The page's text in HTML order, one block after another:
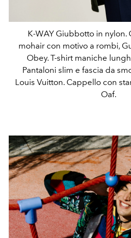
K-WAY Giubbotto in nylon.
mohair con motivo a rombi,
Obey. T-shirt maniche
Pantaloni slim e fascia da
Louis Vuitton. Cappello con
Oaf.